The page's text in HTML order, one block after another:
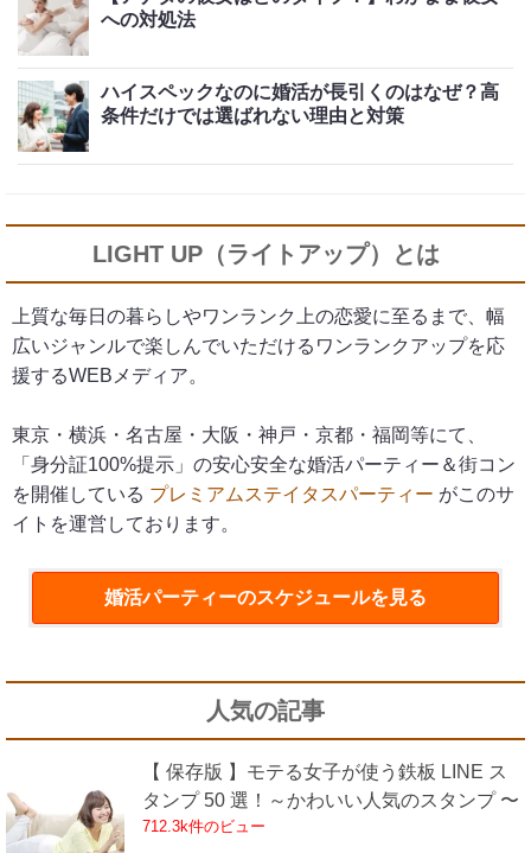
への対処法
ハイスペックなのに婚活が長引くのはなぜ？高
条件だけでは選ばれない理由と対策
LIGHT UP（ライトアップ）とは
上質な毎日の暮らしやワンランク上の恋愛に至るまで、幅
広いジャンルで楽しんでいただけるワンランクアップを応
援するWEBメディア。
東京・横浜・名古屋・大阪・神戸・京都・福岡等にて、
「身分証100%提示」の安心安全な婚活パーティー＆街コン
を開催している プレミアムステイタスパーティー がこのサ
イトを運営しております。
婚活パーティーのスケジュールを見る
人気の記事
【 保存版 】モテる女子が使う鉄板 LINE ス
タンプ 50 選！～かわいい人気のスタンプ 〜
712.3k件のビュー